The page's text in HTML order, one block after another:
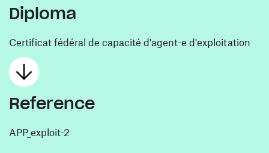
Diploma
Certificat fédéral de capacité d'agent-e d'exploitation
Reference
APP_exploit-2